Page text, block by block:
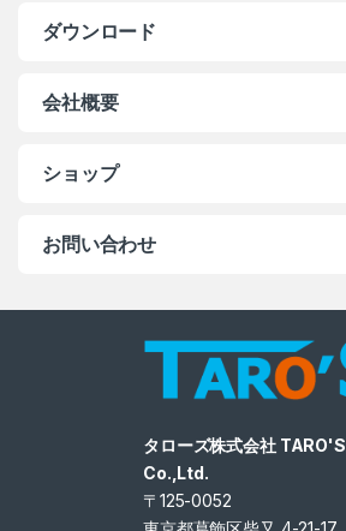
ダウンロード
会社概要
ショップ
お問い合わせ
タローズ株式会社 TARO'S
Co.,Ltd.
〒125-0052